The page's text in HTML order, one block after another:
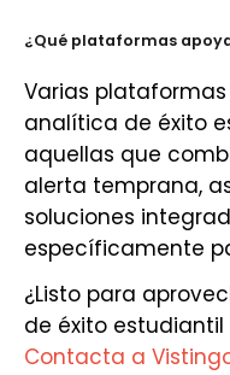
¿Qué plataformas
Varias
analítica de éxito
aquellas que
alerta temprana,
soluciones
específicamente
¿Listo para
de éxito
Contacta a